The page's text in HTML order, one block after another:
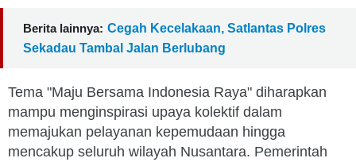
Berita lainnya: Cegah Kecelakaan, Satlantas Polres
Sekadau Tambal Jalan Berlubang
Tema "Maju Bersama Indonesia Raya" diharapkan
mampu menginspirasi upaya kolektif dalam
memajukan pelayanan kepemudaan hingga
mencakup seluruh wilayah Nusantara. Pemerintah